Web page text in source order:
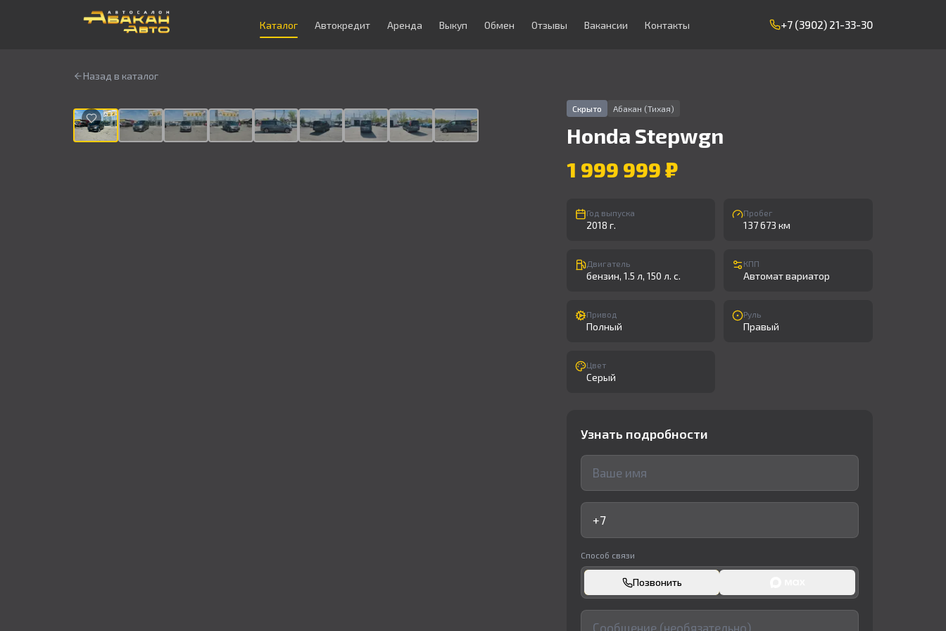
Каталог Автокредит Аренда Выкуп Обмен Отзывы Вакансии Контакты +7 (3902) 21-33-30
Назад в каталог
Скрыто Абакан (Тихая)
Honda Stepwgn
1 999 999 ₽
Год выпуска
2018 г.
Пробег
137 673 км
Двигатель
бензин, 1.5 л, 150 л. с.
КПП
Автомат вариатор
Привод
Полный
Руль
Правый
Цвет
Серый
Узнать подробности
Способ связи
Позвонить